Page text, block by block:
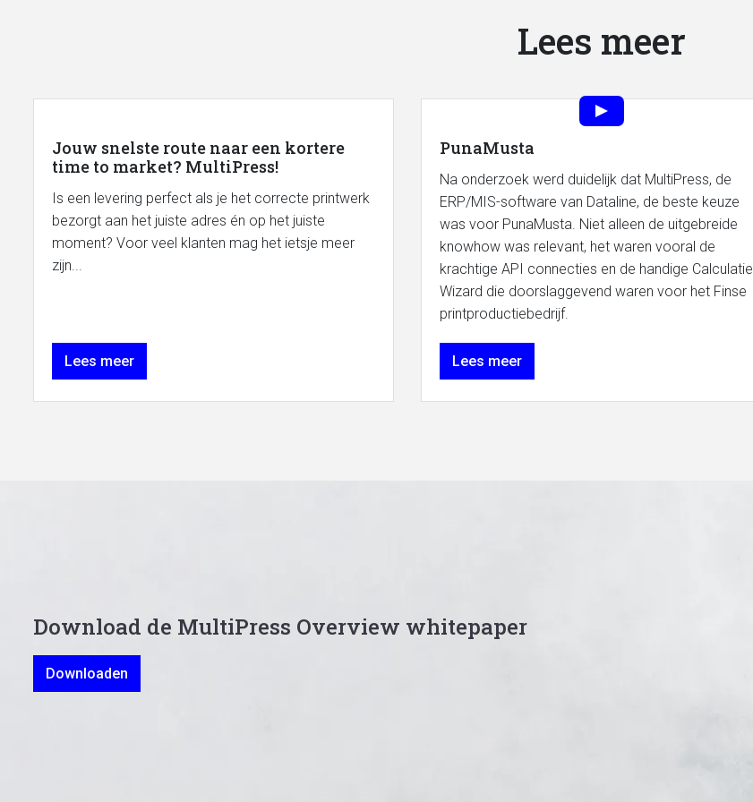
Lees meer
Jouw snelste route naar een kortere
time to market? MultiPress!
Is een levering perfect als je het correcte printwerk
bezorgt aan het juiste adres én op het juiste
moment? Voor veel klanten mag het ietsje meer
zijn...
Lees meer
PunaMusta
Na onderzoek werd duidelijk dat MultiPress, de
ERP/MIS-software van Dataline, de beste keuze
was voor PunaMusta. Niet alleen de uitgebreide
knowhow was relevant, het waren vooral de
krachtige API connecties en de handige Calculatie
Wizard die doorslaggevend waren voor het Finse
printproductiebedrijf.
Lees meer
Download de MultiPress Overview whitepaper
Downloaden